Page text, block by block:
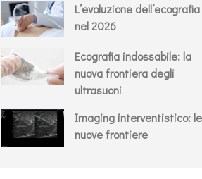
L’evoluzione dell’ecografia
nel 2026
Ecografia indossabile: la
nuova frontiera degli
ultrasuoni
Imaging interventistico: le
nuove frontiere